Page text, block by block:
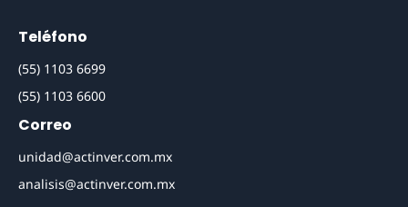
Teléfono
(55) 1103 6699
(55) 1103 6600
Correo
unidad@actinver.com.mx
analisis@actinver.com.mx